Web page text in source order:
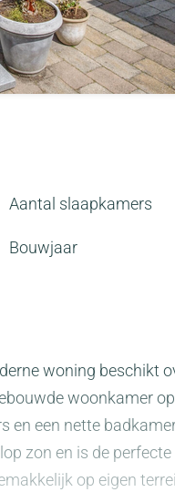
Aantal slaapkamers
Bouwjaar
woning beschikt
woonkamer
en een nette
zon en is de
op eigen